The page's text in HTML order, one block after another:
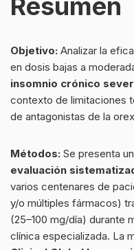
Resumen
Objetivo: Analizar la
en dosis bajas a
insomnio crónico
contexto de limitaciones
de antagonistas de la
Métodos: Se presenta
evaluación
varios centenares de
y/o múltiples fármacos)
(25–100 mg/día) durante
clínica especializada. La